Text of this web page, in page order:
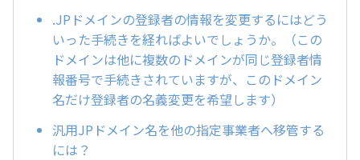
.JPドメインの登録者の情報を変更するにはどう
いった手続きを経ればよいでしょうか。（この
ドメインは他に複数のドメインが同じ登録者情
報番号で手続きされていますが、このドメイン
名だけ登録者の名義変更を希望します）
汎用JPドメイン名を他の指定事業者へ移管する
には？